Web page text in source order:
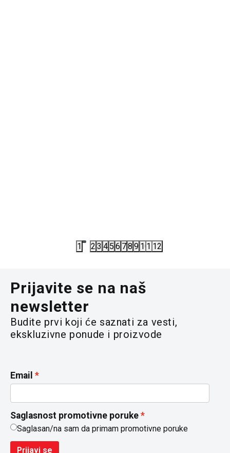
1 2 3 4 5 6 78 9 101112
Prijavite se na naš
newsletter
Budite prvi koji će saznati za vesti,
ekskluzivne ponude i proizvode
Email
Saglasnost promotivne poruke
Saglasan/na sam da primam promotivne poruke
Prijavi se